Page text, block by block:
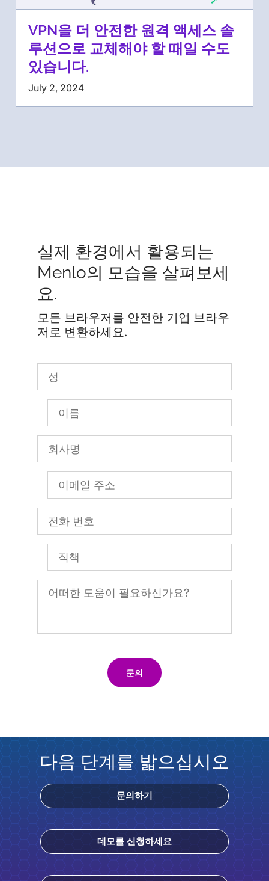
VPN을 더 안전한 원격 액세스 솔
루션으로 교체해야 할 때일 수도
있습니다.
July 2, 2024
실제 환경에서 활용되는
Menlo의 모습을 살펴보세
요.
모든 브라우저를 안전한 기업 브라우
저로 변환하세요.
문의
다음 단계를 밟으십시오
문의하기
데모를 신청하세요